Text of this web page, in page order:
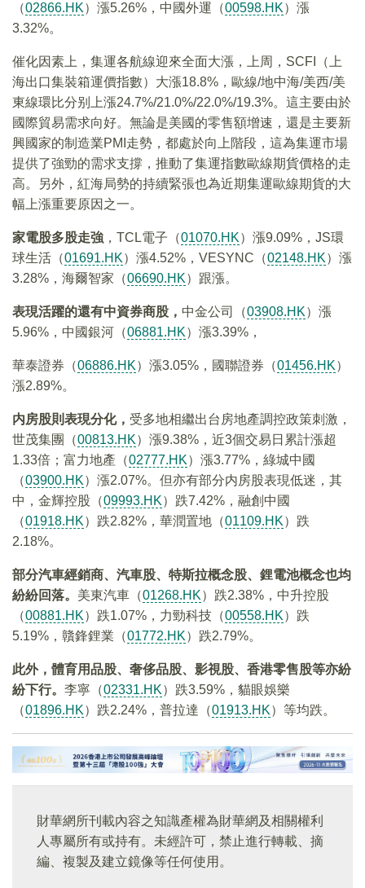
（02866.HK）漲5.26%，中國外運（00598.HK）漲
3.32%。
催化因素上，集運各航線迎來全面大漲，上周，SCFI（上
海出口集裝箱運價指數）大漲18.8%，歐線/地中海/美西/美
東線環比分别上漲24.7%/21.0%/22.0%/19.3%。這主要由於
國際貿易需求向好。無論是美國的零售額增速，還是主要新
興國家的制造業PMI走勢，都處於向上階段，這為集運市場
提供了強勁的需求支撐，推動了集運指數歐線期貨價格的走
高。另外，紅海局勢的持續緊張也為近期集運歐線期貨的大
幅上漲重要原因之一。
家電股多股走強 ，TCL電子（01070.HK）漲9.09%，JS環
球生活（01691.HK）漲4.52%，VESYNC（02148.HK）漲
3.28%，海爾智家（06690.HK）跟漲。
表現活躍的還有中資券商股， 中金公司（03908.HK）漲
5.96%，中國銀河（06881.HK）漲3.39%，
華泰證券（06886.HK）漲3.05%，國聯證券（01456.HK）
漲2.89%。
内房股則表現分化， 受多地相繼出台房地產調控政策刺激，
世茂集團（00813.HK）漲9.38%，近3個交易日累計漲超
1.33倍；富力地產（02777.HK）漲3.77%，綠城中國
（03900.HK）漲2.07%。但亦有部分内房股表現低迷，其
中，金輝控股（09993.HK）跌7.42%，融創中國
（01918.HK）跌2.82%，華潤置地（01109.HK）跌
2.18%。
部分汽車經銷商、汽車股、特斯拉概念股、鋰電池概念也均
紛紛回落。 美東汽車（01268.HK）跌2.38%，中升控股
（00881.HK）跌1.07%，力勁科技（00558.HK）跌
5.19%，贛鋒鋰業（01772.HK）跌2.79%。
此外，體育用品股、奢侈品股、影視股、香港零售股等亦紛
紛下行。 李寧（02331.HK）跌3.59%，貓眼娛樂
（01896.HK）跌2.24%，普拉達（01913.HK）等均跌。
財華網所刊載內容之知識產權為財華網及相關權利
人專屬所有或持有。未經許可，禁止進行轉載、摘
編、複製及建立鏡像等任何使用。